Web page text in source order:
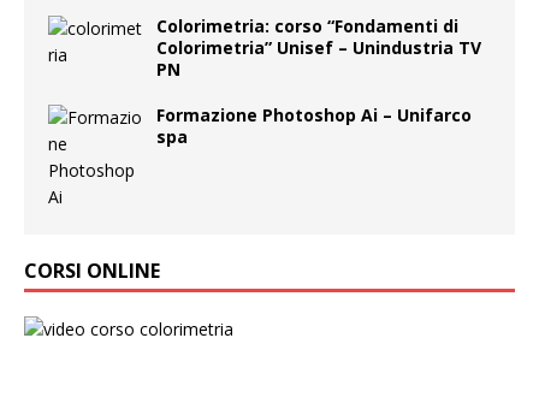
Colorimetria: corso “Fondamenti di
Colorimetria” Unisef – Unindustria TV
PN
Formazione Photoshop Ai – Unifarco
spa
CORSI ONLINE